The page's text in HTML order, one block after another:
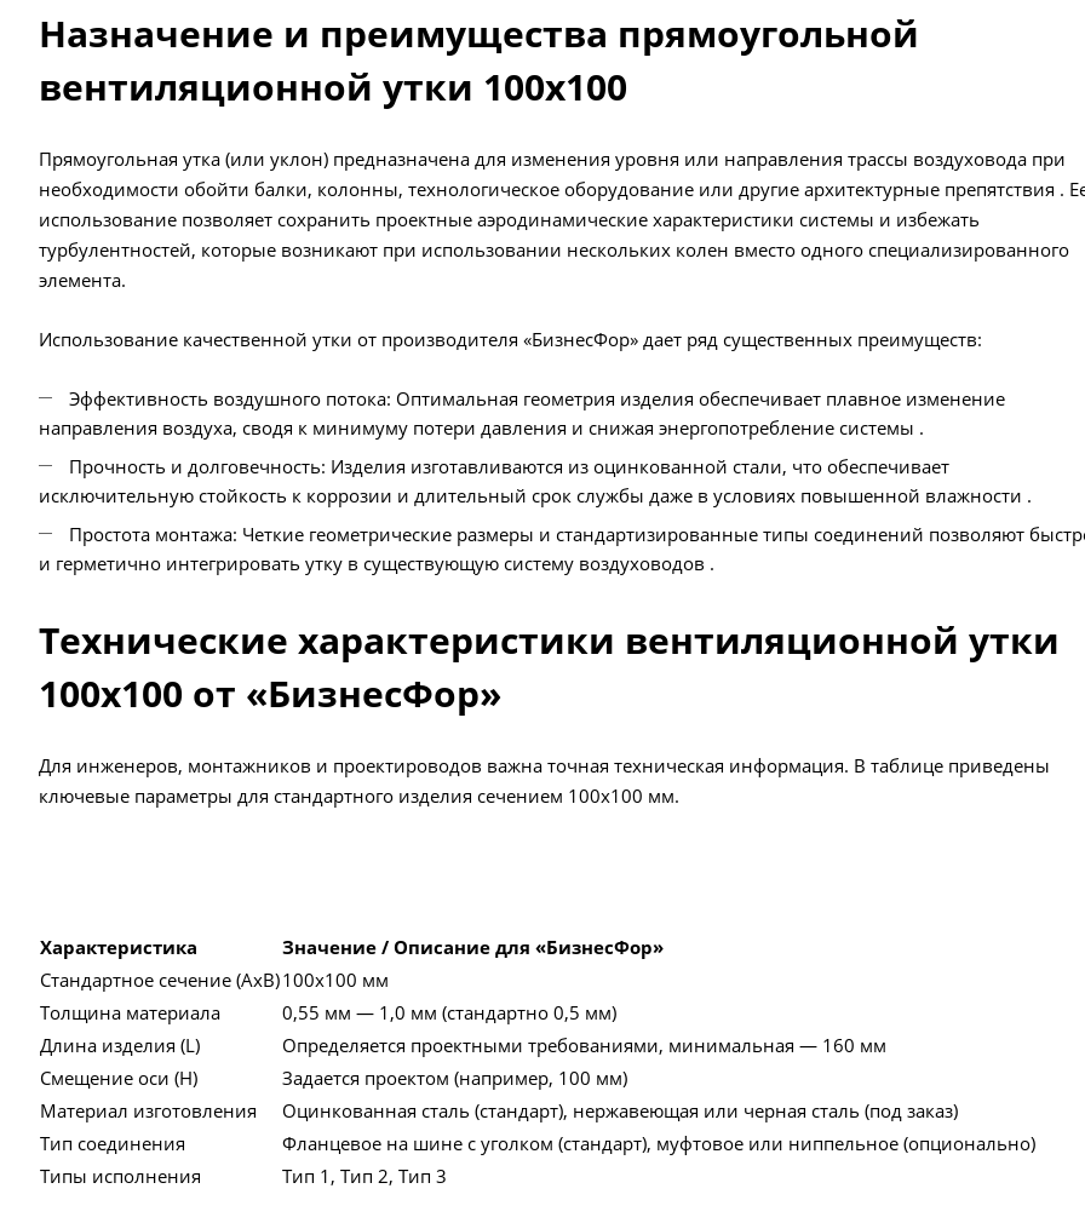
очередь, чем продукция «БизнесФор»
выгодно отличается от аналогов и как
долгосрочной перспективе. Если вы
стремитесь к созданию не просто
работающей, а по-настоящему
и оптимизированной системы
Назначение и преимущества прямоугольной
вентиляционной утки 100х100
Прямоугольная утка (или уклон) предназначена для изменения уровня или направления трассы воздуховода при
необходимости обойти балки, колонны, технологическое оборудование или другие архитектурные препятствия .
использование позволяет сохранить проектные аэродинамические характеристики системы и избежать
турбулентностей, которые возникают при использовании нескольких колен вместо одного специализированного
элемента.
Использование качественной утки от производителя «БизнесФор» дает ряд существенных преимуществ:
Эффективность воздушного потока: Оптимальная геометрия изделия обеспечивает плавное изменение
направления воздуха, сводя к минимуму потери давления и снижая энергопотребление системы .
Прочность и долговечность: Изделия изготавливаются из оцинкованной стали, что обеспечивает
исключительную стойкость к коррозии и длительный срок службы даже в условиях повышенной влажности .
Простота монтажа: Четкие геометрические размеры и стандартизированные типы соединений позволяют
и герметично интегрировать утку в существующую систему воздуховодов .
Технические характеристики вентиляционной утки
100х100 от «БизнесФор»
Для инженеров, монтажников и проектироводов важна точная техническая информация. В таблице приведены
ключевые параметры для стандартного изделия сечением 100х100 мм.
Характеристика
Значение / Описание для «БизнесФор»
Стандартное сечение (АхВ)100x100 мм
Толщина материала
0,55 мм — 1,0 мм (стандартно 0,5 мм)
Длина изделия (L)
Определяется проектными требованиями, минимальная — 160 мм
Смещение оси (H)
Задается проектом (например, 100 мм)
Материал изготовления
Оцинкованная сталь (стандарт), нержавеющая или черная сталь (под заказ)
Тип соединения
Фланцевое на шине с уголком (стандарт), муфтовое или ниппельное (опционально)
Типы исполнения
Тип 1, Тип 2, Тип 3